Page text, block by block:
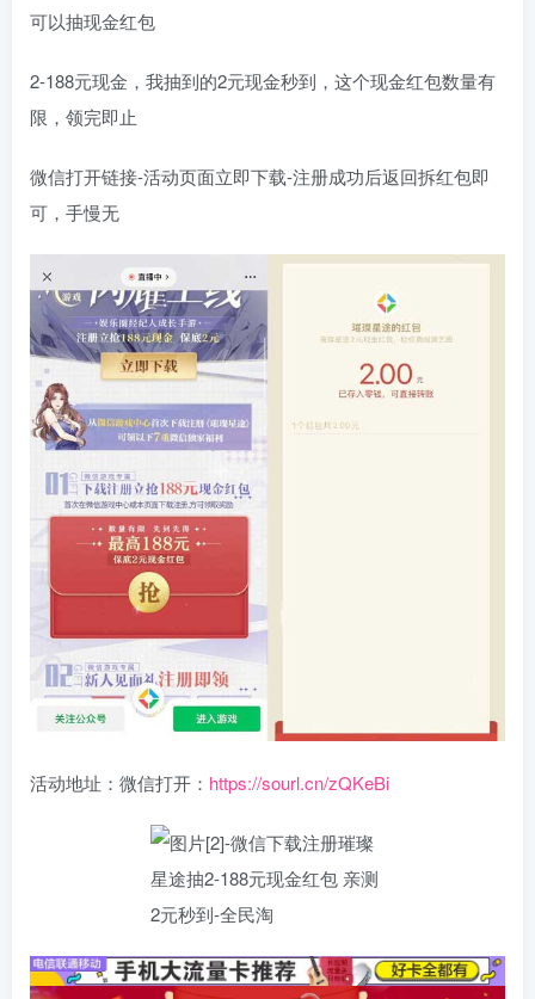
可以抽现金红包
2-188元现金，我抽到的2元现金秒到，这个现金红包数量有
限，领完即止
微信打开链接-活动页面立即下载-注册成功后返回拆红包即
可，手慢无
活动地址：微信打开： https://sourl.cn/zQKeBi